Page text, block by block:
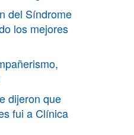
del Síndrome
los mejores
dijeron que
fui a Clínica